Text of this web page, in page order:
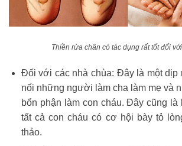
Thiền rửa chân có tác dụng rất tốt đối
Đối với các nhà chùa: Đây là một dịp
nối những người làm cha làm mẹ và
bổn phận làm con cháu. Đây cũng
tất cả con cháu có cơ hội bày tỏ
thảo.